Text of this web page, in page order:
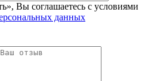
Вы соглашаетесь с условиями
данных